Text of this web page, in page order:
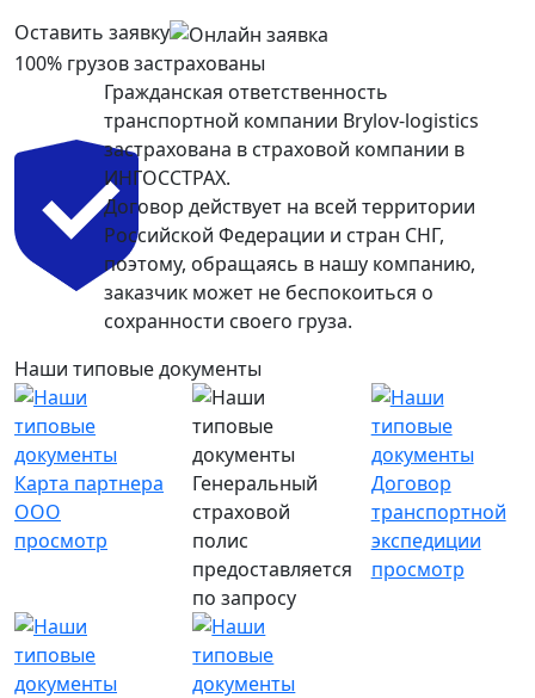
Оставить заявку
100% грузов застрахованы
Гражданская ответственность
транспортной компании Brylov-logistics
застрахована в страховой компании в
ИНГОСCТРАХ.
Договор действует на всей территории
Российской Федерации и стран СНГ,
поэтому, обращаясь в нашу компанию,
заказчик может не беспокоиться о
сохранности своего груза.
Наши типовые документы
Карта партнера
ООО
просмотр
Генеральный
страховой
полис
предоставляется
по запросу
Договор
транспортной
экспедиции
просмотр